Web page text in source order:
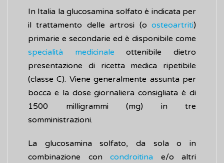
In Italia la glucosamina solfato è indicata per
il trattamento delle artrosi (o osteoartriti)
primarie e secondarie ed è disponibile come
specialità medicinale ottenibile dietro
presentazione di ricetta medica ripetibile
(classe C). Viene generalmente assunta per
bocca e la dose giornaliera consigliata è di
1500 milligrammi (mg) in tre
somministrazioni.
La glucosamina solfato, da sola o in
combinazione con condroitina e/o altri